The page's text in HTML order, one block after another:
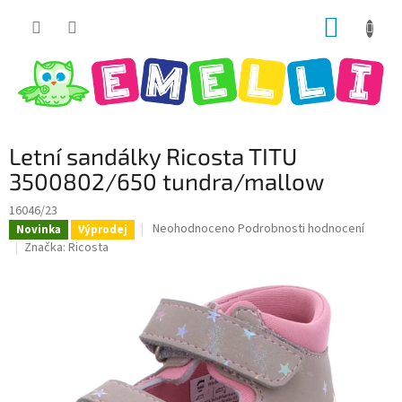
Letní sandálky Ricosta TITU
3500802/650 tundra/mallow
16046/23
Novinka Výprodej
Průměrné
0,0
z
5
hvězdiček.
Neohodnoceno Podrobnosti hodnocení
Značka: Ricosta